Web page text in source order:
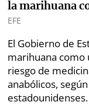
la marihuana
EFE
El Gobierno de
marihuana como
riesgo de
anabólicos,
estadounidenses.